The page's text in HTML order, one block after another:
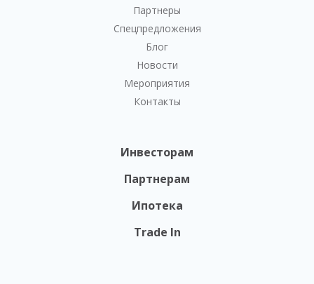
Партнеры
Спецпредложения
Блог
Новости
Мероприятия
Контакты
Инвесторам
Партнерам
Ипотека
Trade In